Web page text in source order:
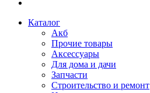
Каталог
Акб
Прочие товары
Аксессуары
Для дома и дачи
Запчасти
Строительство и ремонт